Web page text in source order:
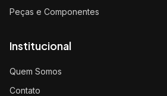
Peças e Componentes
Institucional
Quem Somos
Contato